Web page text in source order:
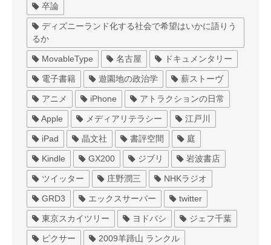
卒論
ディズニーランド化する社会で希望はいかに語りう
るか
MovableType 名古屋 ドキュメンタリー
電子書籍 遊園地の政治学 薪ストーヴ
アニメ iPhone アトラクションの日常
Apple メディアリテラシー 江戸川
iPad 晶文社 書評空間 庭
Kindle GX200 ジブリ 岩波書店
ツイッター 庄野潤三 NHKラジオ
GRD3 エックスサーバー twitter
東京スカイツリー ヨドバシ ジェフ千葉
ピクサー 2009羊蹄山 ランクル